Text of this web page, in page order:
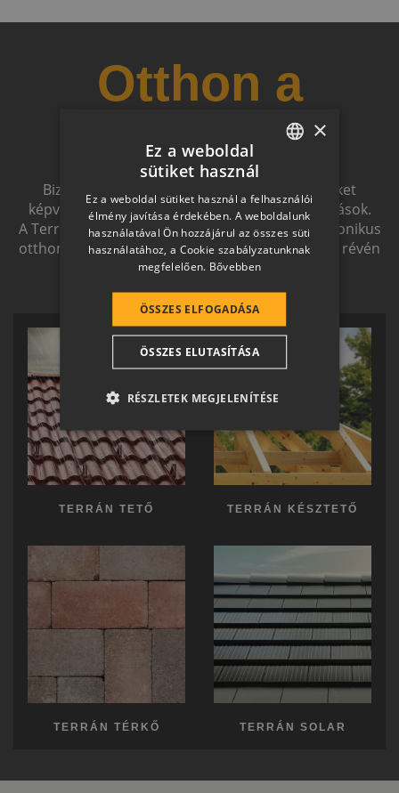
Otthon a
jövőben
Biztonságot nyújtó, és magas esztétikai értéket
képviselő, egymással szinergiát alkotó megoldások.
A Terrán ernyőmárkának köszönhetően a harmonikus
otthon átfogó, egymásra épülő rendszerelemek révén
ölthet formát.
TERRÁN TETŐ TERRÁN KÉSZTETŐ
TERRÁN TÉRKŐ TERRÁN SOLAR
HUNGARIAN
SLOVAK
GERMAN
ROMANIAN
CROATIAN
SR
RO-HU
ITALIAN
×
Ez a weboldal
sütiket használ
Ez a weboldal sütiket használ a felhasználói
élmény javítása érdekében. A weboldalunk
használatával Ön hozzájárul az összes süti
használatához, a Cookie szabályzatunknak
megfelelően. Bővebben
ÖSSZES ELFOGADÁSA
ÖSSZES ELUTASÍTÁSA
RÉSZLETEK MEGJELENÍTÉSE